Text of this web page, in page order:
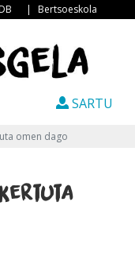
| Bertsoeskola
SARTU
omen dago